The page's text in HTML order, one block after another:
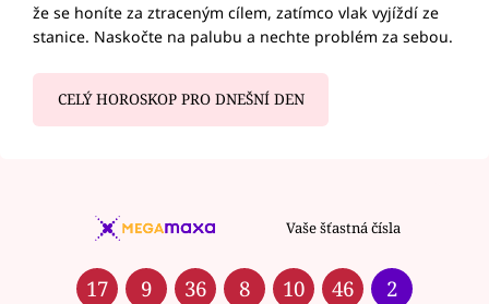
že se honíte za ztraceným cílem, zatímco vlak vyjíždí ze
stanice. Naskočte na palubu a nechte problém za sebou.
CELÝ HOROSKOP PRO DNEŠNÍ DEN
Vaše šťastná čísla
17 9 36 8 10 46 2